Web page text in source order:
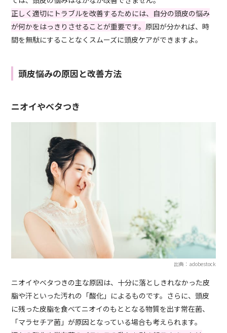
正しく適切にトラブルを改善するためには、自分の頭皮の悩み
が何かをはっきりさせることが重要です。原因が分かれば、時
間を無駄にすることなくスムーズに頭皮ケアができますよ。
頭皮悩みの原因と改善方法
ニオイやベタつき
出典：adobestock
ニオイやベタつきの主な原因は、十分に落としきれなかった皮
脂や汗といった汚れの「酸化」によるものです。さらに、頭皮
に残った皮脂を食べてニオイのもととなる物質を出す常在菌、
「マラセチア菌」が原因となっている場合も考えられます。